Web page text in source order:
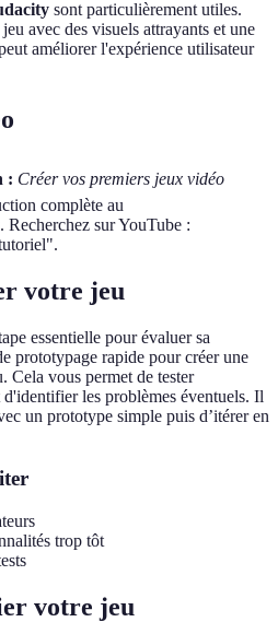
sont particulièrement utiles.
avec des visuels attrayants et une
améliorer l'expérience utilisateur
: Créer vos premiers jeux vidéo
complète au
Recherchez sur YouTube :
votre jeu
essentielle pour évaluer sa
prototypage rapide pour créer une
Cela vous permet de tester
d'identifier les problèmes éventuels. Il
un prototype simple puis d’itérer en
trop tôt
votre jeu